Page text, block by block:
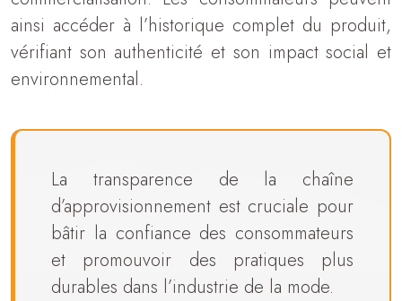
ainsi accéder à l’historique complet du produit,
vérifiant son authenticité et son impact social et
environnemental.
La transparence de la chaîne
d’approvisionnement est cruciale pour
bâtir la confiance des consommateurs
et promouvoir des pratiques plus
durables dans l’industrie de la mode.